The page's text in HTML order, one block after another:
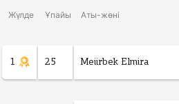
Жүлде Ұпайы Аты-жөні
1 25 Meiirbek Elmira